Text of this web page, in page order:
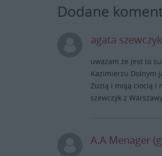
Dodane
agata
uważam że jest to
Kazimierzu Dolnym
Zuzią i moją ciocią i
szewczyk z
A.A Menager